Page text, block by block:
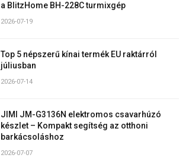
a BlitzHome BH-228C turmixgép
2026-07-19
Top 5 népszerű kínai termék EU raktárról
júliusban
2026-07-14
JIMI JM-G3136N elektromos csavarhúzó
készlet – Kompakt segítség az otthoni
barkácsoláshoz
2026-07-07